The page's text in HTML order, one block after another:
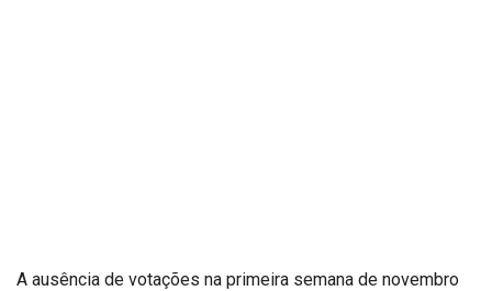
A ausência de votações na primeira semana de novembro